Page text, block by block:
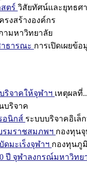
ตร์ วิสัยทัศน์และยุทธศ
รงสร้างองค์กร
ามหาวิทยาลัย
าธารณะ การเปิดเผยข้
ริจาคให้จุฬาฯ เหตุผลที่
บริจาค
อนิกส์ ระบบบริจาคอิเล็
รมราชสมภพฯ กองทุน
มะเร็งจุฬาฯ กองทุนภู
ปี จุฬาลงกรณ์มหาวิทย